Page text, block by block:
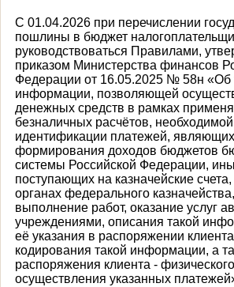
С 01.04.2026 при перечислении
пошлины в бюджет
руководствоваться Правилами,
приказом Министерства финансов
Федерации от 16.05.2025 № 58н «Об
информации, позволяющей
денежных средств в рамках
безналичных расчётов,
идентификации платежей,
формирования доходов бюджетов
системы Российской Федерации,
поступающих на казначейские
органах федерального
выполнение работ, оказание услуг
учреждениями, описания такой
её указания в распоряжении
кодирования такой информации, а
распоряжения клиента -
осуществления указанных